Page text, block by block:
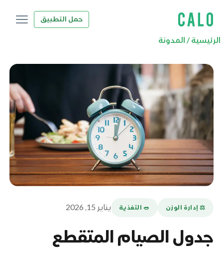
حمل التطبيق
الرئيسية/ المدونة
⚖️ إدارة الوزن 🥗 التغذية يناير 15, 2026
جدول الصيام المتقطع